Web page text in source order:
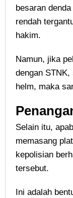
besaran
rendah
hakim.
Namun, jika
dengan
helm, maka
Selain itu,
memasang
kepolisian
tersebut.
Ini adalah